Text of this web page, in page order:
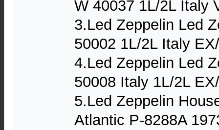
W 40037 1L/2L Italy
3.Led Zeppelin Led
50002 1L/2L Italy
4.Led Zeppelin Led
50008 Italy 1L/2L
5.Led Zeppelin
Atlantic P-8288A